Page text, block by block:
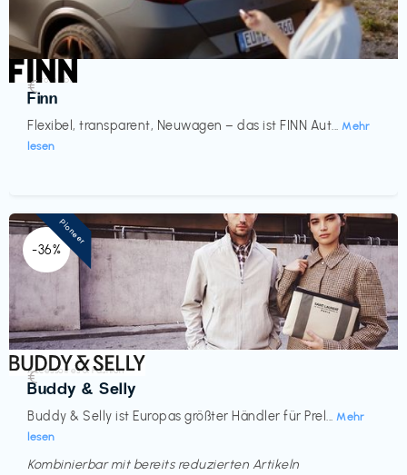
Automobil
Finn
Flexibel, transparent, Neuwagen – das ist FINN Aut... Mehr
lesen
€‎
-36%
Accessoires & Fashion
Buddy & Selly
Buddy & Selly ist Europas größter Händler für Prel... Mehr
lesen
€‎
Kombinierbar mit bereits reduzierten Artikeln
Pioneer